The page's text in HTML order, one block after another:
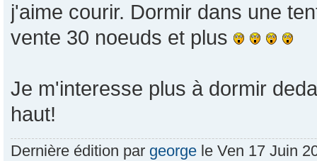
j'aime courir. Dormir dans une
vente 30 noeuds et plus
Je m'interesse plus à dormir
haut!
Dernière édition par george le Ven 17 Juin